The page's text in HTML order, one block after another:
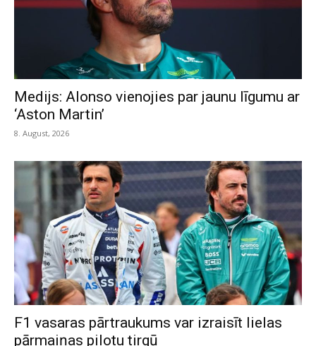
Medijs: Alonso vienojies par jaunu līgumu ar
‘Aston Martin’
8. August, 2026
F1 vasaras pārtraukums var izraisīt lielas
pārmaiņas pilotu tirgū